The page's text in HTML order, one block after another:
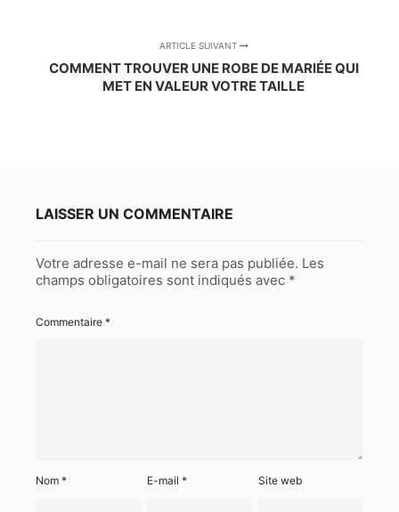
ARTICLE SUIVANT
COMMENT TROUVER UNE ROBE DE MARIÉE QUI
MET EN VALEUR VOTRE TAILLE
LAISSER UN COMMENTAIRE
Votre adresse e-mail ne sera pas publiée. Les
champs obligatoires sont indiqués avec *
Commentaire *
Nom * E-mail* Site web